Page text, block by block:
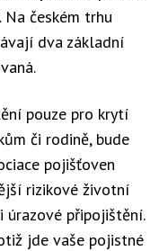
českém trhu
dva základní
pouze pro krytí
či rodině, bude
pojišťoven
rizikové životní
úrazové připojištění.
jde vaše pojistné